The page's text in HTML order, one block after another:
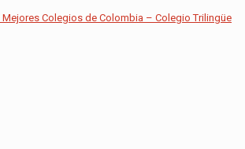
Colegios de Colombia – Colegio Trilingüe